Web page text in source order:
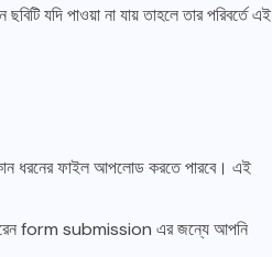
যদি পাওয়া না যায় তাহলে তার পরিবর্তে এই
ধরনের ফাইল আপলোড করতে পারবে। এই
form submission এর জন্যে আপনি